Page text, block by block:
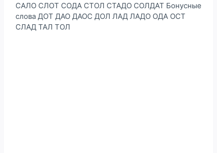
САЛО СЛОТ СОДА СТОЛ СТАДО СОЛДАТ Бонусные
слова ДОТ ДАО ДАОС ДОЛ ЛАД ЛАДО ОДА ОСТ
СЛАД ТАЛ ТОЛ